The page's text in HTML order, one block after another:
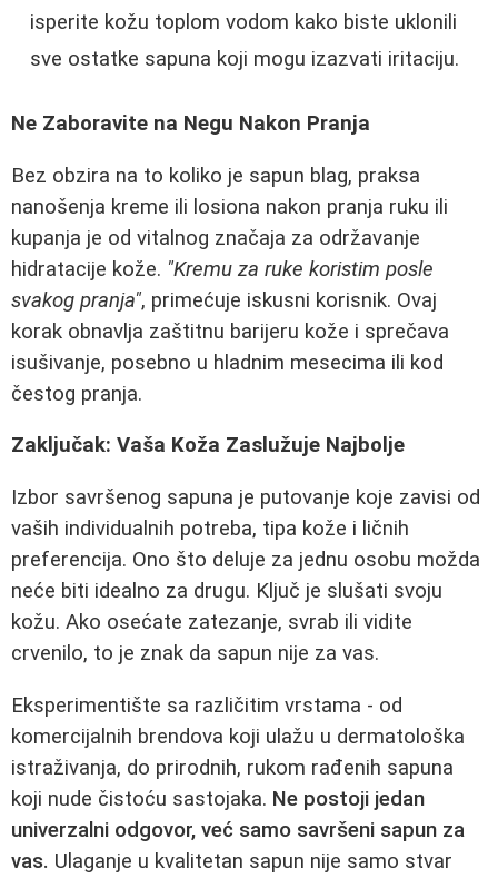
isperite kožu toplom vodom kako biste uklonili
sve ostatke sapuna koji mogu izazvati iritaciju.
Ne Zaboravite na Negu Nakon Pranja
Bez obzira na to koliko je sapun blag, praksa
nanošenja kreme ili losiona nakon pranja ruku ili
kupanja je od vitalnog značaja za održavanje
hidratacije kože. "Kremu za ruke koristim posle
svakog pranja", primećuje iskusni korisnik. Ovaj
korak obnavlja zaštitnu barijeru kože i sprečava
isušivanje, posebno u hladnim mesecima ili kod
čestog pranja.
Zaključak: Vaša Koža Zaslužuje Najbolje
Izbor savršenog sapuna je putovanje koje zavisi od
vaših individualnih potreba, tipa kože i ličnih
preferencija. Ono što deluje za jednu osobu možda
neće biti idealno za drugu. Ključ je slušati svoju
kožu. Ako osećate zatezanje, svrab ili vidite
crvenilo, to je znak da sapun nije za vas.
Eksperimentište sa različitim vrstama - od
komercijalnih brendova koji ulažu u dermatološka
istraživanja, do prirodnih, rukom rađenih sapuna
koji nude čistoću sastojaka. Ne postoji jedan
univerzalni odgovor, već samo savršeni sapun za
vas. Ulaganje u kvalitetan sapun nije samo stvar